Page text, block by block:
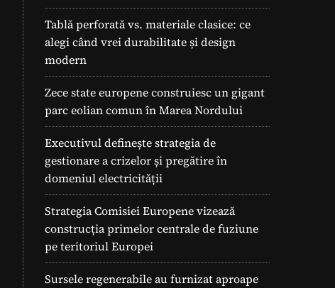
Tablă perforată vs. materiale clasice: ce
alegi când vrei durabilitate și design
modern
Zece state europene construiesc un gigant
parc eolian comun în Marea Nordului
Executivul definește strategia de
gestionare a crizelor și pregătire în
domeniul electricității
Strategia Comisiei Europene vizează
construcția primelor centrale de fuziune
pe teritoriul Europei
Sursele regenerabile au furnizat aproape